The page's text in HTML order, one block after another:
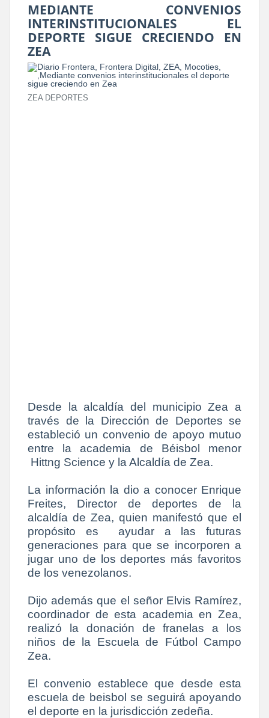
MEDIANTE CONVENIOS
INTERINSTITUCIONALES EL
DEPORTE SIGUE CRECIENDO EN
ZEA
ZEA DEPORTES
Desde la alcaldía del municipio Zea a
través de la Dirección de Deportes se
estableció un convenio de apoyo mutuo
entre la academia de Béisbol menor
Hittng Science y la Alcaldía de Zea.
La información la dio a conocer Enrique
Freites, Director de deportes de la
alcaldía de Zea, quien manifestó que el
propósito es ayudar a las futuras
generaciones para que se incorporen a
jugar uno de los deportes más favoritos
de los venezolanos.
Dijo además que el señor Elvis Ramírez,
coordinador de esta academia en Zea,
realizó la donación de franelas a los
niños de la Escuela de Fútbol Campo
Zea.
El convenio establece que desde esta
escuela de beisbol se seguirá apoyando
el deporte en la jurisdicción zedeña.